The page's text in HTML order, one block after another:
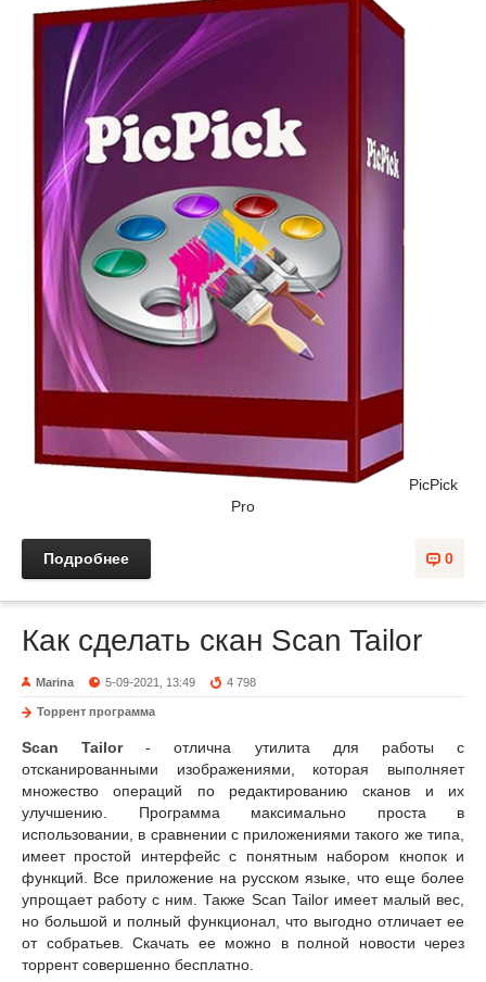
PicPick
Pro
0
Подробнее
Как сделать скан Scan Tailor
Marina 5-09-2021, 13:49 4 798
Торрент программа
Scan Tailor- отлична утилита для работы с
отсканированными изображениями, которая выполняет
множество операций по редактированию сканов и их
улучшению. Программа максимально проста в
использовании, в сравнении с приложениями такого же типа,
имеет простой интерфейс с понятным набором кнопок и
функций. Все приложение на русском языке, что еще более
упрощает работу с ним. Также Scan Tailor имеет малый вес,
но большой и полный функционал, что выгодно отличает ее
от собратьев. Скачать ее можно в полной новости через
торрент совершенно бесплатно.